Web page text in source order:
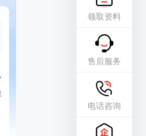
领取资料
售后服务
电话咨询